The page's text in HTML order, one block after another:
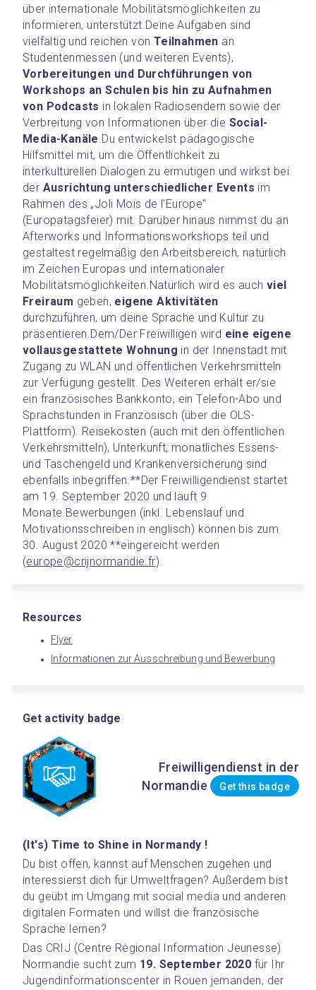
über internationale Mobilitätsmöglichkeiten zu
informieren, unterstützt.Deine Aufgaben sind
vielfältig und reichen von Teilnahmen an
Vorbereitungen und Durchführungen von
Workshops an Schulen bis hin zu Aufnahmen
von Podcasts in lokalen Radiosendern sowie der
Verbreitung von Informationen über die Social-
Media-Kanäle.Du entwickelst pädagogische
Hilfsmittel mit, um die Öffentlichkeit zu
interkulturellen Dialogen zu ermutigen und wirkst bei
der Ausrichtung unterschiedlicher Events im
Rahmen des „Joli Mois de l'Europe“
(Europatagsfeier) mit. Darüber hinaus nimmst du an
Afterworks und Informationsworkshops teil und
gestaltest regelmäßig den Arbeitsbereich, natürlich
im Zeichen Europas und internationaler
Mobilitätsmöglichkeiten.Natürlich wird es auch viel
Freiraum geben, eigene Aktivitäten
durchzuführen, um deine Sprache und Kultur zu
präsentieren.Dem/Der Freiwilligen wird eine eigene
vollausgestattete Wohnung in der Innenstadt mit
Zugang zu WLAN und öffentlichen Verkehrsmitteln
zur Verfügung gestellt. Des Weiteren erhält er/sie
ein französisches Bankkonto, ein Telefon-Abo und
Sprachstunden in Französisch (über die OLS-
Plattform). Reisekosten (auch mit den öffentlichen
Verkehrsmitteln), Unterkunft, monatliches Essens-
und Taschengeld und Krankenversicherung sind
ebenfalls inbegriffen.**Der Freiwilligendienst startet
am 19. September 2020 und läuft 9
Monate.Bewerbungen (inkl. Lebenslauf und
Motivationsschreiben in englisch) können bis zum
30. August 2020 **eingereicht werden
(europe@crijnormandie.fr).
Resources
Flyer
Informationen zur Ausschreibung und Bewerbung
Get activity badge
Freiwilligendienst in der
Normandie
Get this badge
(It's) Time to Shine in Normandy !
Du bist offen, kannst auf Menschen zugehen und
interessierst dich für Umweltfragen? Außerdem bist
du geübt im Umgang mit social media und anderen
digitalen Formaten und willst die französische
Sprache lernen?
Das CRIJ (Centre Régional Information Jeunesse)
Normandie sucht zum 19. September 2020 für Ihr
Jugendinformationscenter in Rouen jemanden, der